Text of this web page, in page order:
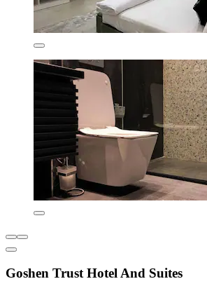
Goshen Trust Hotel And Suites